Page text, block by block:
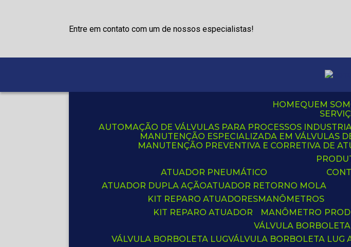
Entre em contato com um de nossos especialistas!
HOME QUEM
AUTOMAÇÃO DE VÁLVULAS PARA PROCESSOS
MANUTENÇÃO ESPECIALIZADA EM VÁLVULAS
MANUTENÇÃO PREVENTIVA E CORRETIVA DE
ATUADOR PNEUMÁTICO
ATUADOR DUPLA AÇÃO
ATUADOR RETORNO MOLA
KIT REPARO ATUADORES
KIT REPARO ATUADOR
MANÔMETROS
MANÔMETRO
VÁLVULA
VÁLVULA BORBOLETA LUG VÁLVULA BORBOLETA LUG